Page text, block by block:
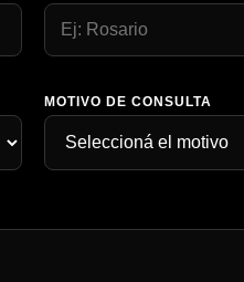
MOTIVO DE CONSULTA